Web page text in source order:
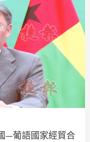
—葡語國家經貿合